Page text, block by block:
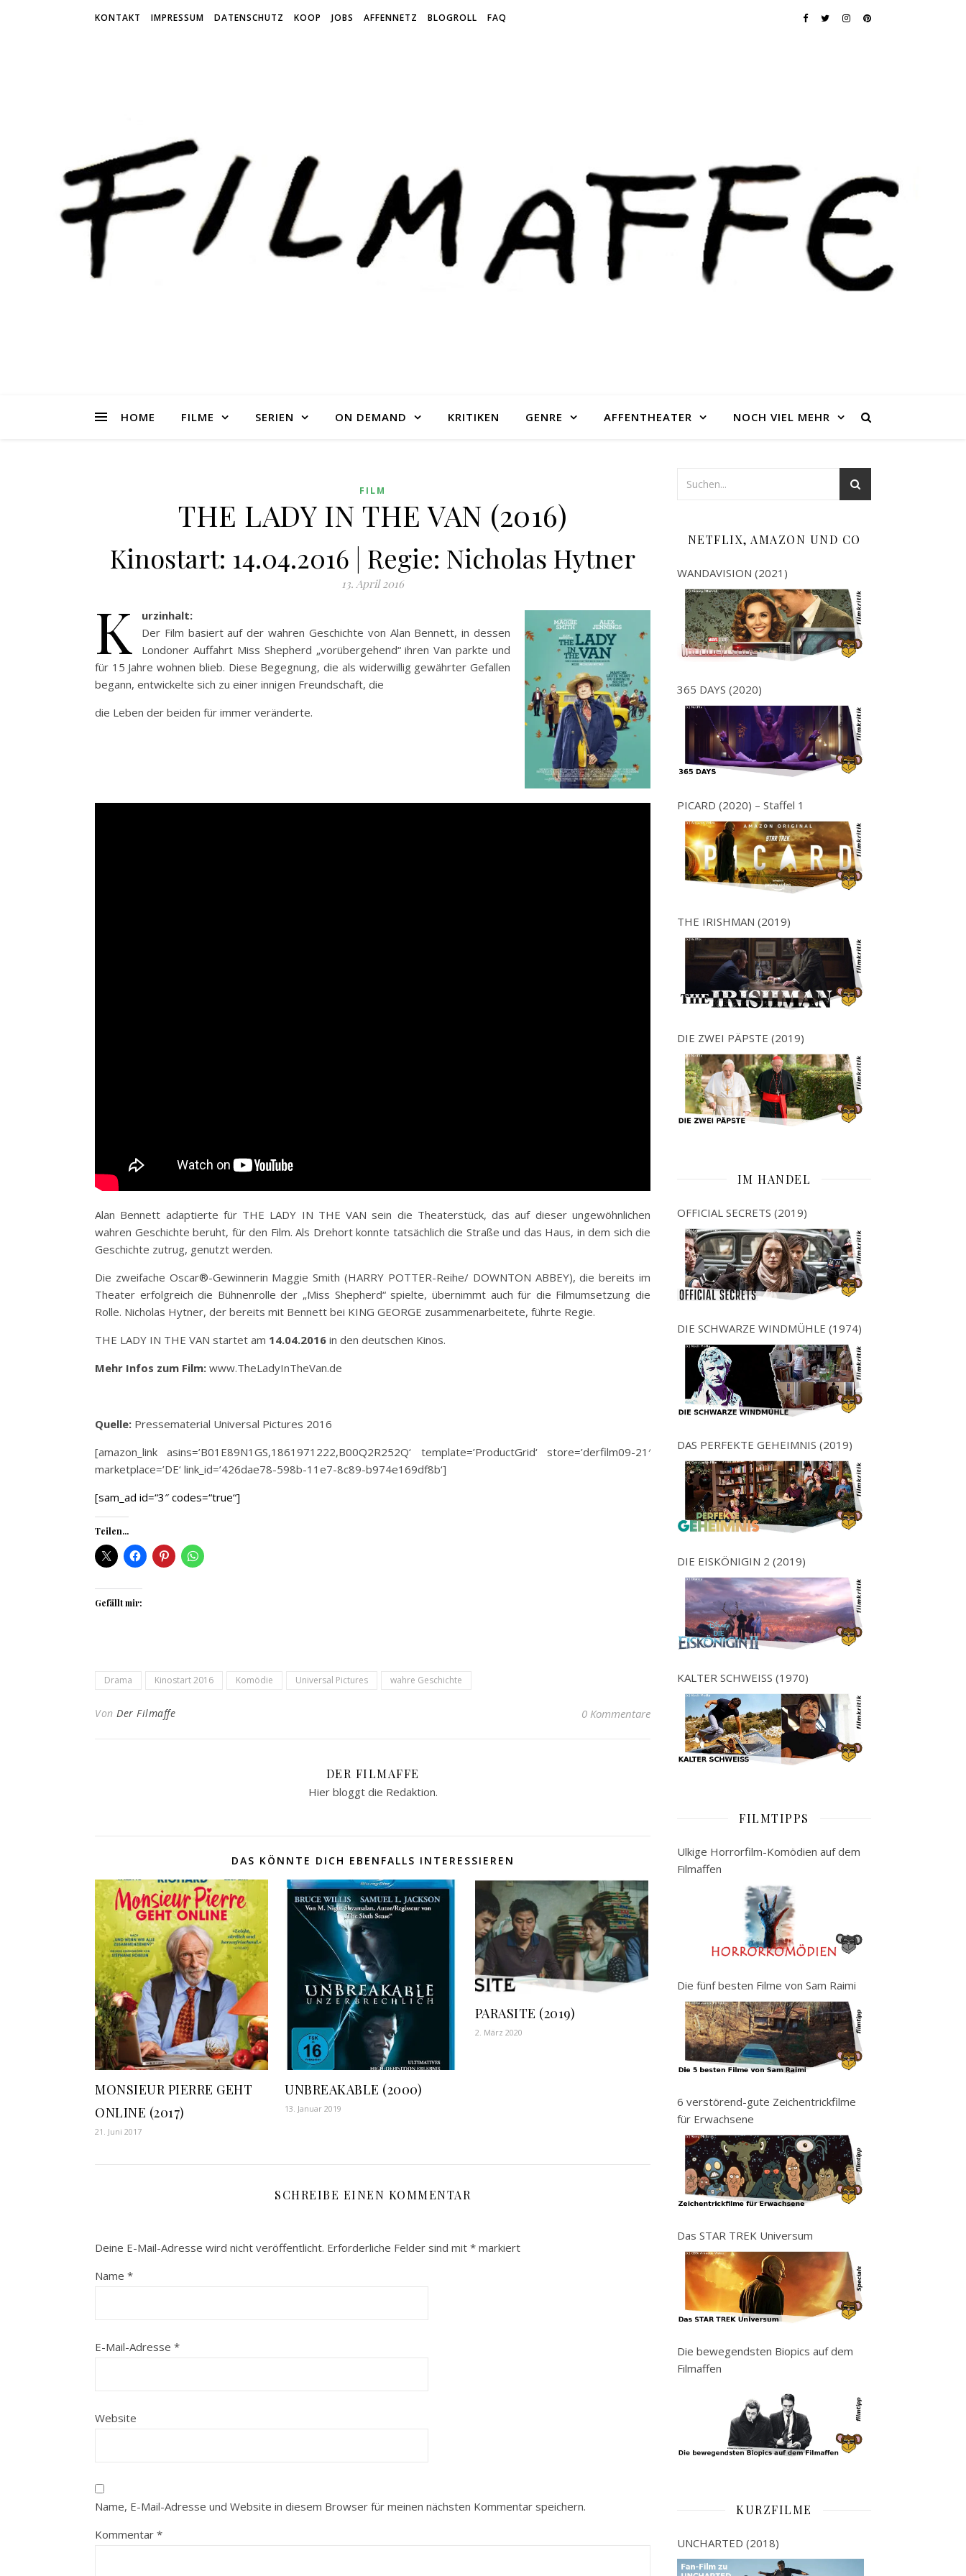
KONTAKT IMPRESSUM DATENSCHUTZ KOOP JOBS AFFENNETZ BLOGROLL FAQ
HOME FILME SERIEN ON DEMAND KRITIKEN GENRE AFFENTHEATER NOCH VIEL MEHR
FILM
THE LADY IN THE VAN (2016)
Kinostart: 14.04.2016 | Regie: Nicholas Hytner
13. April 2016
K
urzinhalt:
Der Film basiert auf der wahren Geschichte von Alan Bennett, in dessen
Londoner Auffahrt Miss Shepherd „vorübergehend“ ihren Van parkte und
für 15 Jahre wohnen blieb. Diese Begegnung, die als widerwillig gewährter Gefallen
begann, entwickelte sich zu einer innigen Freundschaft, die
die Leben der beiden für immer veränderte.
Alan Bennett adaptierte für THE LADY IN THE VAN sein die Theaterstück, das auf dieser ungewöhnlichen
wahren Geschichte beruht, für den Film. Als Drehort konnte tatsächlich die Straße und das Haus, in dem sich die
Geschichte zutrug, genutzt werden.
Die zweifache Oscar®-Gewinnerin Maggie Smith (HARRY POTTER-Reihe/ DOWNTON ABBEY), die bereits im
Theater erfolgreich die Bühnenrolle der „Miss Shepherd“ spielte, übernimmt auch für die Filmumsetzung die
Rolle. Nicholas Hytner, der bereits mit Bennett bei KING GEORGE zusammenarbeitete, führte Regie.
THE LADY IN THE VAN startet am 14.04.2016 in den deutschen Kinos.
Mehr Infos zum Film: www.TheLadyInTheVan.de
Quelle: Pressematerial Universal Pictures 2016
[amazon_link asins=’B01E89N1GS,1861971222,B00Q2R252Q‘ template=’ProductGrid‘ store=’derfilm09-21′
marketplace=’DE‘ link_id=’426dae78-598b-11e7-8c89-b974e169df8b‘]
[sam_ad id=“3″ codes=“true“]
Teilen...
Gefällt mir:
Drama Kinostart 2016 Komödie Universal Pictures wahre Geschichte
Von Der Filmaffe 0 Kommentare
DER FILMAFFE
Hier bloggt die Redaktion.
DAS KÖNNTE DICH EBENFALLS INTERESSIEREN
MONSIEUR PIERRE GEHT
ONLINE (2017)
21. Juni 2017
UNBREAKABLE (2000)
13. Januar 2019
PARASITE (2019)
2. März 2020
SCHREIBE EINEN KOMMENTAR
Deine E-Mail-Adresse wird nicht veröffentlicht. Erforderliche Felder sind mit * markiert
Name *
E-Mail-Adresse *
Website
Name, E-Mail-Adresse und Website in diesem Browser für meinen nächsten Kommentar speichern.
Kommentar *
NETFLIX, AMAZON UND CO
WANDAVISION (2021)
365 DAYS (2020)
PICARD (2020) – Staffel 1
THE IRISHMAN (2019)
DIE ZWEI PÄPSTE (2019)
IM HANDEL
OFFICIAL SECRETS (2019)
DIE SCHWARZE WINDMÜHLE (1974)
DAS PERFEKTE GEHEIMNIS (2019)
DIE EISKÖNIGIN 2 (2019)
KALTER SCHWEISS (1970)
FILMTIPPS
Ulkige Horrorfilm-Komödien auf dem
Filmaffen
Die fünf besten Filme von Sam Raimi
6 verstörend-gute Zeichentrickfilme
für Erwachsene
Das STAR TREK Universum
Die bewegendsten Biopics auf dem
Filmaffen
KURZFILME
UNCHARTED (2018)